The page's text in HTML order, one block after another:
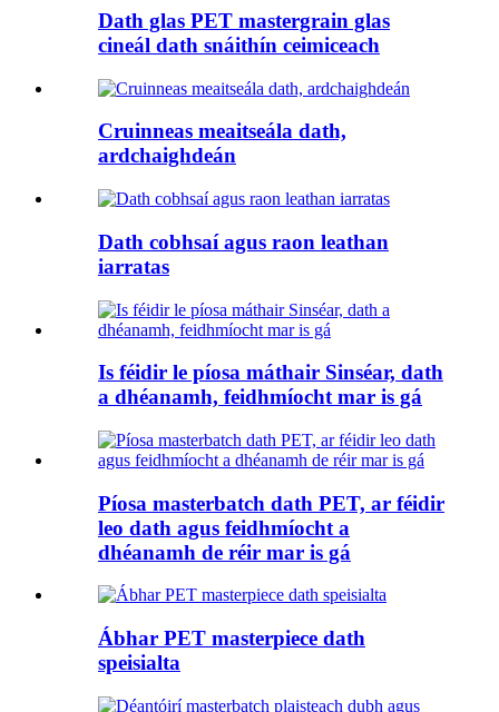
Dath glas PET mastergrain glas
cineál dath snáithín ceimiceach
Cruinneas meaitseála dath,
ardchaighdeán
Dath cobhsaí agus raon leathan
iarratas
Is féidir le píosa máthair Sinséar, dath
a dhéanamh, feidhmíocht mar is gá
Píosa masterbatch dath PET, ar féidir
leo dath agus feidhmíocht a
dhéanamh de réir mar is gá
Ábhar PET masterpiece dath
speisialta